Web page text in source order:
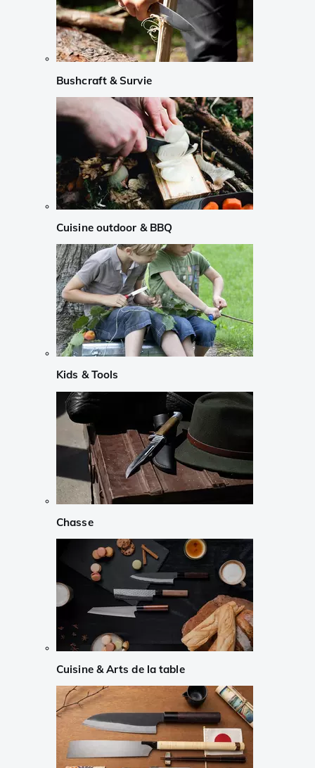
Bushcraft & Survie
Cuisine outdoor & BBQ
Kids & Tools
Chasse
Cuisine & Arts de la table